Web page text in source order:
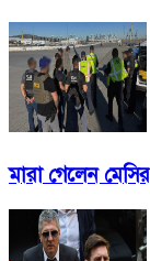
মারা গেলেন